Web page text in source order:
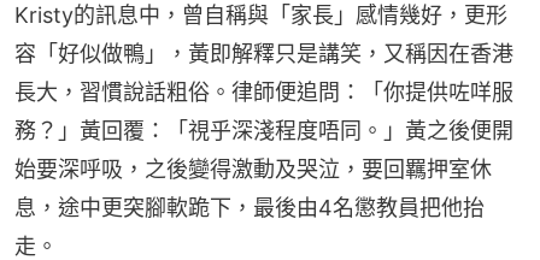
Kristy的訊息中，曾自稱與「家長」感情幾好，更形
容「好似做鴨」，黃即解釋只是講笑，又稱因在香港
長大，習慣說話粗俗。律師便追問：「你提供咗咩服
務？」黃回覆：「視乎深淺程度唔同。」黃之後便開
始要深呼吸，之後變得激動及哭泣，要回羈押室休
息，途中更突腳軟跪下，最後由4名懲教員把他抬
走。